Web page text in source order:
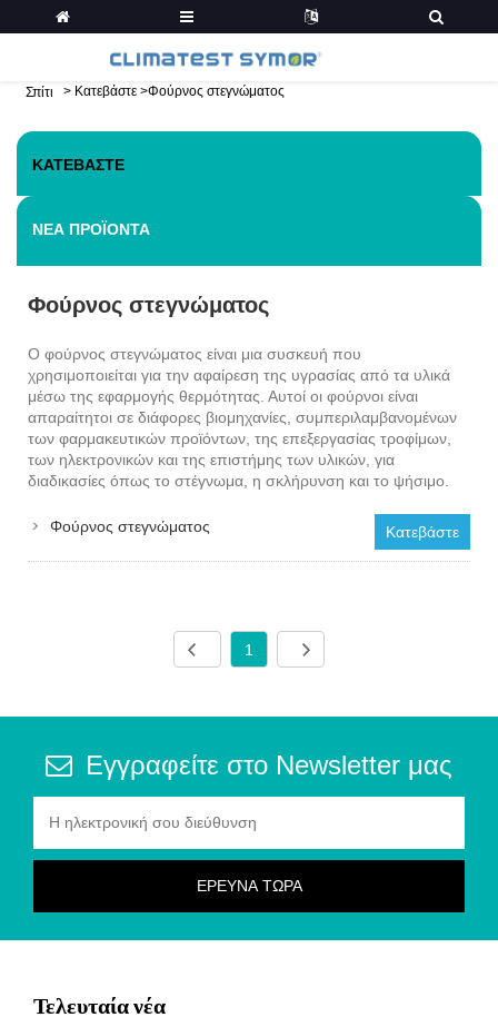
Σπίτι > Κατεβάστε >Φούρνος στεγνώματος
ΚΑΤΕΒΆΣΤΕ
ΝΈΑ ΠΡΟΪΌΝΤΑ
Φούρνος στεγνώματος
Ο φούρνος στεγνώματος είναι μια συσκευή που
χρησιμοποιείται για την αφαίρεση της υγρασίας από τα υλικά
μέσω της εφαρμογής θερμότητας. Αυτοί οι φούρνοι είναι
απαραίτητοι σε διάφορες βιομηχανίες, συμπεριλαμβανομένων
των φαρμακευτικών προϊόντων, της επεξεργασίας τροφίμων,
των ηλεκτρονικών και της επιστήμης των υλικών, για
διαδικασίες όπως το στέγνωμα, η σκλήρυνση και το ψήσιμο.
Φούρνος στεγνώματος Κατεβάστε
1
Εγγραφείτε στο Newsletter μας
Τελευταία νέα